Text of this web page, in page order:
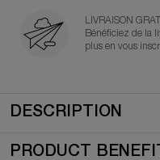
LIVRAISON
Bénéficiez de la
plus en vous
DESCRIPTION
PRODUCT